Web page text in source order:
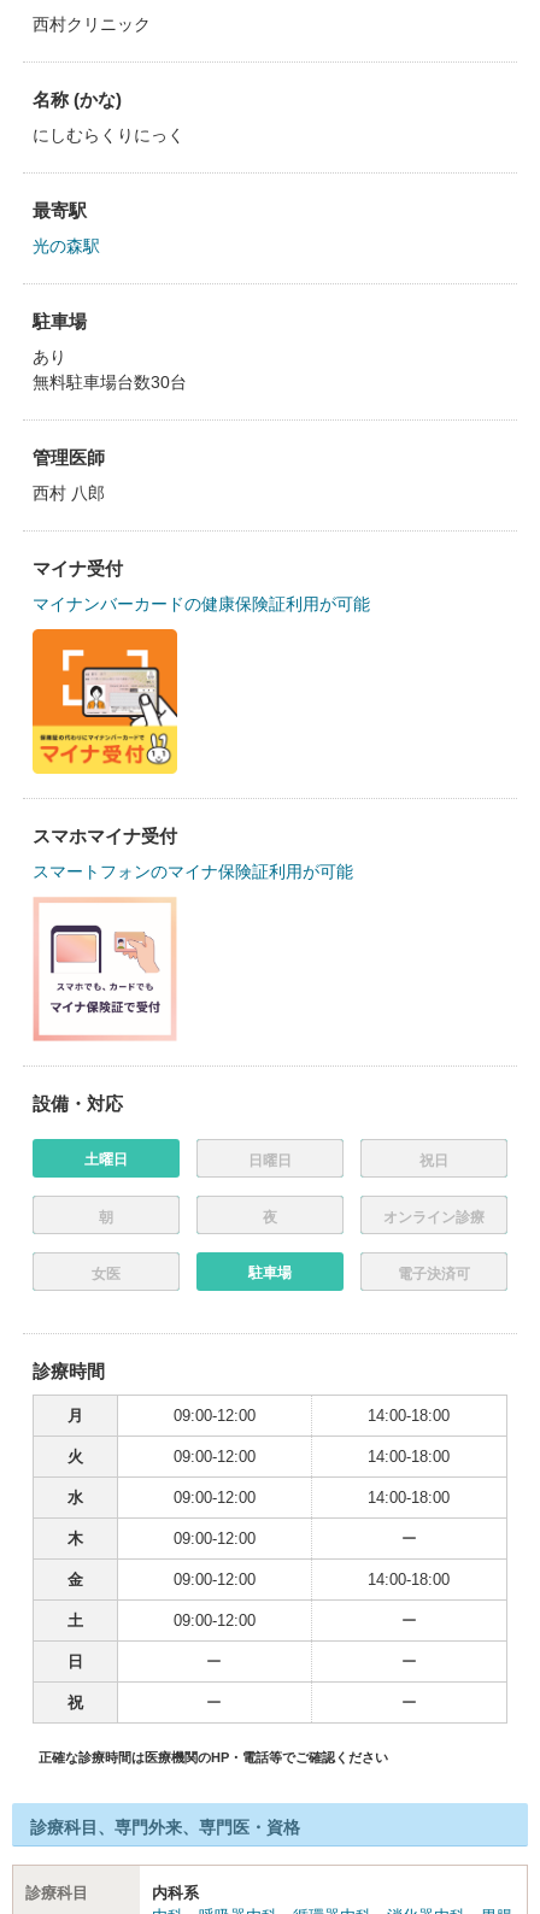
西村クリニック
名称 (かな)
にしむらくりにっく
最寄駅
光の森駅
駐車場
あり
無料駐車場台数30台
管理医師
西村 八郎
マイナ受付
マイナンバーカードの健康保険証利用が可能
スマホマイナ受付
スマートフォンのマイナ保険証利用が可能
設備・対応
土曜日 日曜日 祝日
朝 夜 オンライン診療
女医 駐車場 電子決済可
診療時間
月 09:00-12:00 14:00-18:00
火 09:00-12:00 14:00-18:00
水 09:00-12:00 14:00-18:00
木 09:00-12:00 ー
金 09:00-12:00 14:00-18:00
土 09:00-12:00 ー
日 ー ー
祝 ー ー
正確な診療時間は医療機関のHP・電話等でご確認ください
診療科目、専門外来、専門医・資格
診療科目
内科系